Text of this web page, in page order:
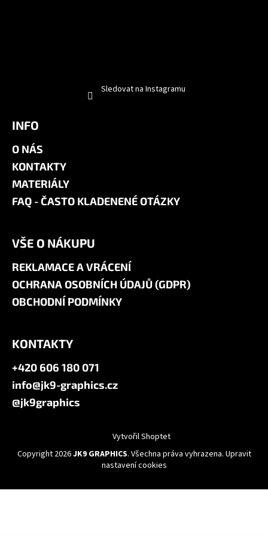
Sledovat na Instagramu
INFO
O NÁS
KONTAKTY
MATERIÁLY
FAQ - ČASTO KLADENENÉ OTÁZKY
VŠE O NÁKUPU
REKLAMACE A VRÁCENÍ
OCHRANA OSOBNÍCH ÚDAJŮ (GDPR)
OBCHODNÍ PODMÍNKY
KONTAKTY
+420 606 180 071
info@jk9-graphics.cz
@jk9graphics
Vytvořil Shoptet
Copyright 2026JK9 GRAPHICS. Všechna práva vyhrazena. Upravit
nastavení cookies